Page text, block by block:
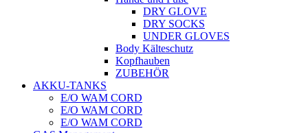
DRY GLOVE
DRY SOCKS
UNDER GLOVES
Body Kälteschutz
Kopfhauben
ZUBEHÖR
AKKU-TANKS
E/O WAM CORD
E/O WAM CORD
E/O WAM CORD